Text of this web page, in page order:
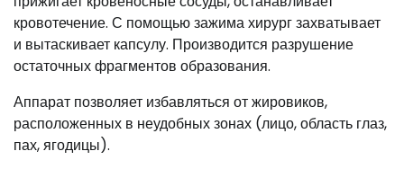
кровотечение. С помощью зажима хирург захватывает
и вытаскивает капсулу. Производится разрушение
остаточных фрагментов образования.
Аппарат позволяет избавляться от жировиков,
расположенных в неудобных зонах (лицо, область глаз,
пах, ягодицы).